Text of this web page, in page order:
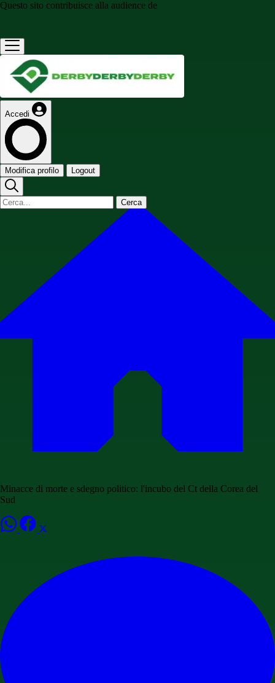
Questo sito contribuisce alla audience de
Accedi
Modifica profilo Logout
Cerca
Minacce di morte e sdegno politico: l'incubo del Ct della Corea del
Sud